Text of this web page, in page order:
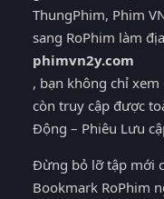
ThungPhim, Phim
sang RoPhim làm
phimvn2y.com
, bạn không chỉ
còn truy cập được
Động – Phiêu Lưu
Đừng bỏ lỡ tập mới
Bookmark RoPhim